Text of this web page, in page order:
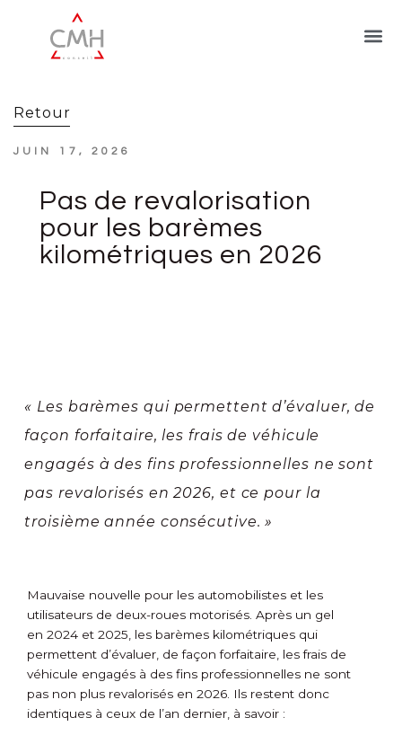
Retour
JUIN 17, 2026
Pas de revalorisation
pour les barèmes
kilométriques en 2026
« Les barèmes qui permettent d’évaluer, de
façon forfaitaire, les frais de véhicule
engagés à des fins professionnelles ne sont
pas revalorisés en 2026, et ce pour la
troisième année consécutive. »
Mauvaise nouvelle pour les automobilistes et les
utilisateurs de deux-roues motorisés. Après un gel
en 2024 et 2025, les barèmes kilométriques qui
permettent d’évaluer, de façon forfaitaire, les frais de
véhicule engagés à des fins professionnelles ne sont
pas non plus revalorisés en 2026. Ils restent donc
identiques à ceux de l’an dernier, à savoir :